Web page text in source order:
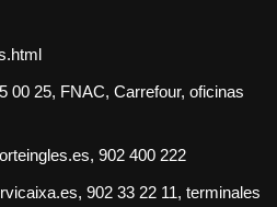
00 25, FNAC, Carrefour, oficinas
902 400 222
902 33 22 11, terminales